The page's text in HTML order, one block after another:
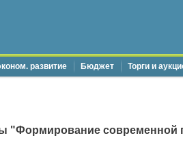
развитие Бюджет Торги и
современной